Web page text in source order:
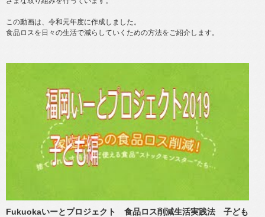
この動画は、令和元年度に作成しました。
食品ロスを日々の生活で減らしていくための方法をご紹介します。
Fukuokaいーとプロジェクト 食品ロス削減生活実践法 子ども